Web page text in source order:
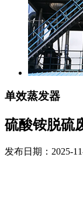
单效蒸发器
硫酸铵脱硫
发布日期：2025-